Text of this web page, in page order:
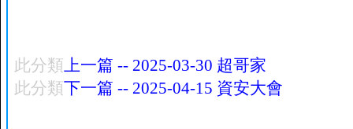
此分類 上一篇 -- 2025-03-30 超哥家
此分類下一篇 -- 2025-04-15 資安大會